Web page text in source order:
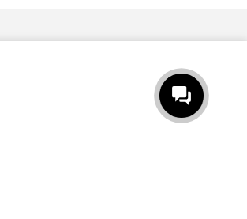
соглашение